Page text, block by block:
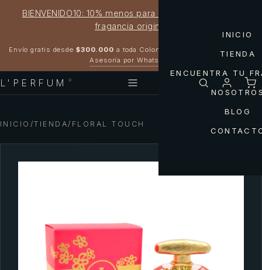
BIENVENIDO10: 10% menos para estrenar tu próxima
fragancia original
Envío gratis desde $300.000 a toda Colombia
Asesoría por WhatsApp
L'PERFUM ®
INICIO
TIENDA
ENCUENTRA TU
BLOG
INICIO /TIENDA/ FLORAL TOUCH